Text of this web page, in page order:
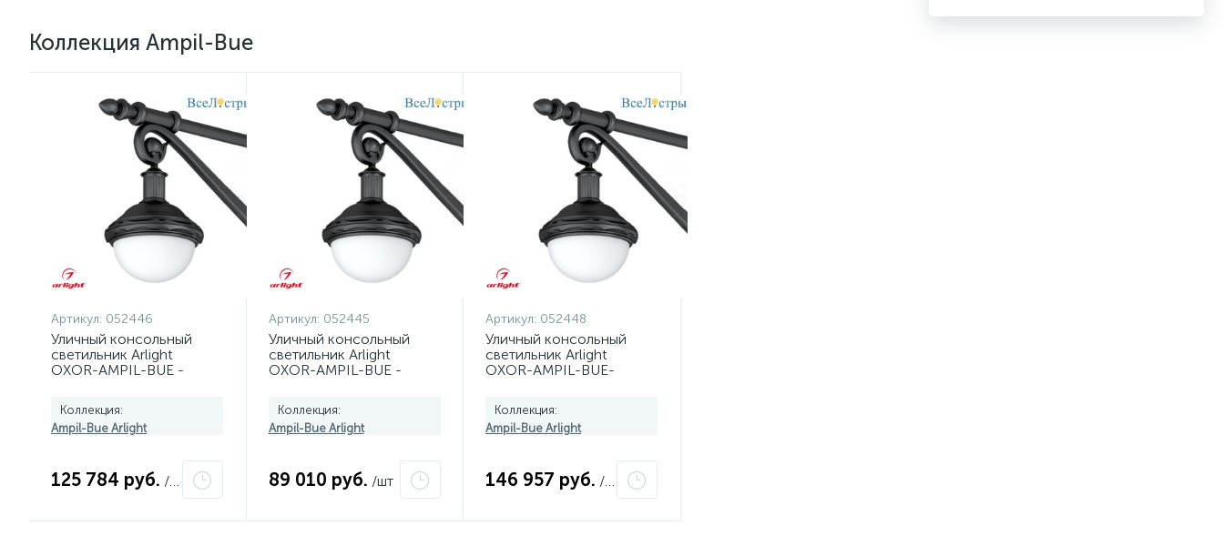
Коллекция Ampil-Bue
Артикул: 052446
Уличный консольный
светильник Arlight
OXOR-AMPIL-BUE -
(BK, 120 deg, 230V)
052446
Коллекция:
Ampil-Bue Arlight
125 784 руб. /шт
Артикул: 052445
Уличный консольный
светильник Arlight
OXOR-AMPIL-BUE -
(BK, 120 deg, 230V)
052445
Коллекция:
Ampil-Bue Arlight
89 010 руб. /шт
Артикул: 052448
Уличный консольный
светильник Arlight
OXOR-AMPIL-BUE-
(BK, 120 deg, 230V)
052448
Коллекция:
Ampil-Bue Arlight
146 957 руб. /шт